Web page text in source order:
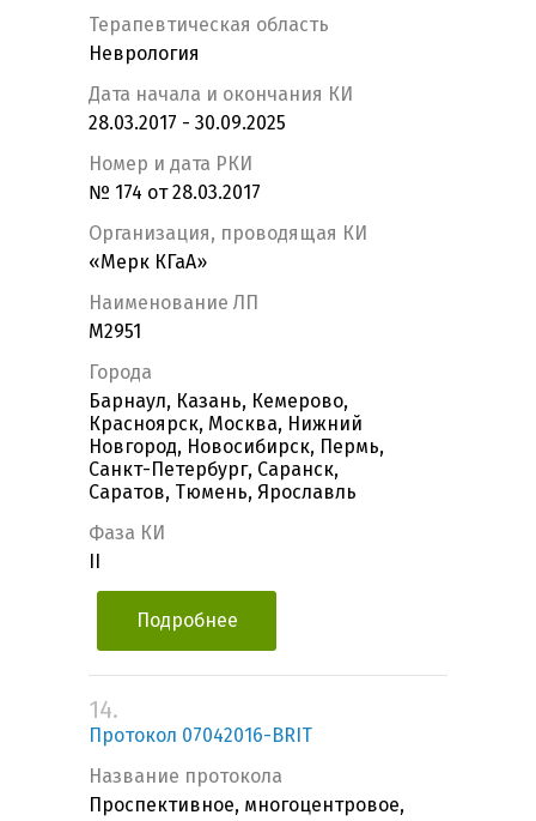
Терапевтическая область
Неврология
Дата начала и окончания КИ
28.03.2017 - 30.09.2025
Номер и дата РКИ
№ 174 от 28.03.2017
Организация, проводящая КИ
«Мерк КГаА»
Наименование ЛП
M2951
Города
Барнаул, Казань, Кемерово,
Красноярск, Москва, Нижний
Новгород, Новосибирск, Пермь,
Санкт-Петербург, Саранск,
Саратов, Тюмень, Ярославль
Фаза КИ
Подробнее
14.
Протокол 07042016-BRIT
Название протокола
Проспективное, многоцентровое,